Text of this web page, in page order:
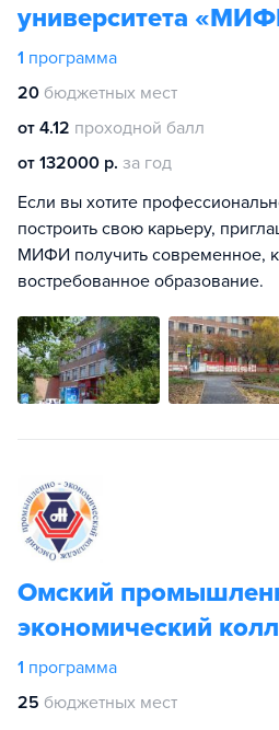
университета
1 программа
20 бюджетных мест
от 4.12 проходной балл
от 132000 р. за год
Если вы хотите
построить свою карьеру,
МИФИ получить современное,
востребованное образование.
Омский
экономический
1 программа
25 бюджетных мест